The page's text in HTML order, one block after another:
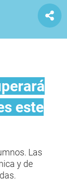
este
Las
y de